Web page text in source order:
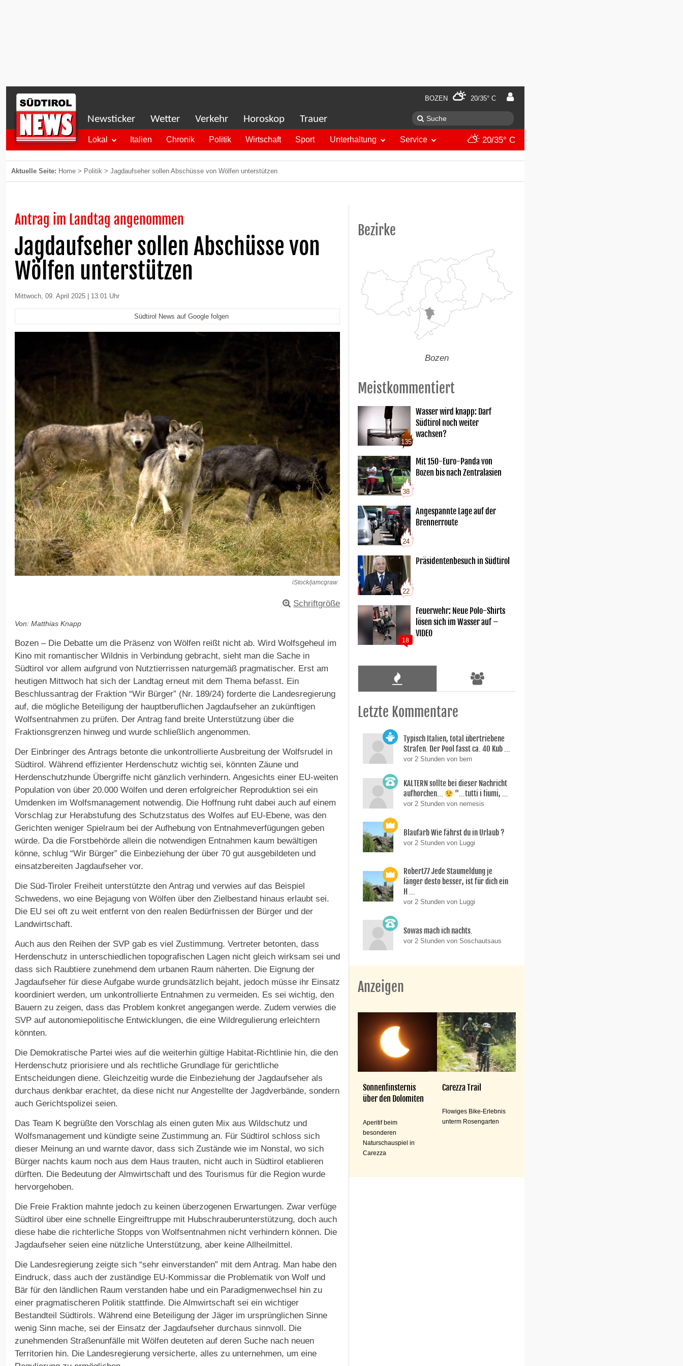
BOZEN 20/35° C
Newsticker Wetter Verkehr Horoskop Trauer
Lokal Italien Chronik Politik Wirtschaft Sport Unterhaltung Service 20/35° C
Aktuelle Seite: Home > Politik > Jagdaufseher sollen Abschüsse von Wölfen unterstützen
Antrag im Landtag angenommen
Jagdaufseher sollen Abschüsse von
Wölfen unterstützen
Mittwoch, 09. April 2025 | 13:01 Uhr
Südtirol News auf Google folgen
iStock/jamcgraw
Schriftgröße
Von: Matthias Knapp
Bozen – Die Debatte um die Präsenz von Wölfen reißt nicht ab. Wird Wolfsgeheul im
Kino mit romantischer Wildnis in Verbindung gebracht, sieht man die Sache in
Südtirol vor allem aufgrund von Nutztierrissen naturgemäß pragmatischer. Erst am
heutigen Mittwoch hat sich der Landtag erneut mit dem Thema befasst. Ein
Beschlussantrag der Fraktion “Wir Bürger” (Nr. 189/24) forderte die Landesregierung
auf, die mögliche Beteiligung der hauptberuflichen Jagdaufseher an zukünftigen
Wolfsentnahmen zu prüfen. Der Antrag fand breite Unterstützung über die
Fraktionsgrenzen hinweg und wurde schließlich angenommen.
Der Einbringer des Antrags betonte die unkontrollierte Ausbreitung der Wolfsrudel in
Südtirol. Während effizienter Herdenschutz wichtig sei, könnten Zäune und
Herdenschutzhunde Übergriffe nicht gänzlich verhindern. Angesichts einer EU-weiten
Population von über 20.000 Wölfen und deren erfolgreicher Reproduktion sei ein
Umdenken im Wolfsmanagement notwendig. Die Hoffnung ruht dabei auch auf einem
Vorschlag zur Herabstufung des Schutzstatus des Wolfes auf EU-Ebene, was den
Gerichten weniger Spielraum bei der Aufhebung von Entnahmeverfügungen geben
würde. Da die Forstbehörde allein die notwendigen Entnahmen kaum bewältigen
könne, schlug “Wir Bürger” die Einbeziehung der über 70 gut ausgebildeten und
einsatzbereiten Jagdaufseher vor.
Die Süd-Tiroler Freiheit unterstützte den Antrag und verwies auf das Beispiel
Schwedens, wo eine Bejagung von Wölfen über den Zielbestand hinaus erlaubt sei.
Die EU sei oft zu weit entfernt von den realen Bedürfnissen der Bürger und der
Landwirtschaft.
Auch aus den Reihen der SVP gab es viel Zustimmung. Vertreter betonten, dass
Herdenschutz in unterschiedlichen topografischen Lagen nicht gleich wirksam sei und
dass sich Raubtiere zunehmend dem urbanen Raum näherten. Die Eignung der
Jagdaufseher für diese Aufgabe wurde grundsätzlich bejaht, jedoch müsse ihr Einsatz
koordiniert werden, um unkontrollierte Entnahmen zu vermeiden. Es sei wichtig, den
Bauern zu zeigen, dass das Problem konkret angegangen werde. Zudem verwies die
SVP auf autonomiepolitische Entwicklungen, die eine Wildregulierung erleichtern
könnten.
Die Demokratische Partei wies auf die weiterhin gültige Habitat-Richtlinie hin, die den
Herdenschutz priorisiere und als rechtliche Grundlage für gerichtliche
Entscheidungen diene. Gleichzeitig wurde die Einbeziehung der Jagdaufseher als
durchaus denkbar erachtet, da diese nicht nur Angestellte der Jagdverbände, sondern
auch Gerichtspolizei seien.
Das Team K begrüßte den Vorschlag als einen guten Mix aus Wildschutz und
Wolfsmanagement und kündigte seine Zustimmung an. Für Südtirol schloss sich
dieser Meinung an und warnte davor, dass sich Zustände wie im Nonstal, wo sich
Bürger nachts kaum noch aus dem Haus trauten, nicht auch in Südtirol etablieren
dürften. Die Bedeutung der Almwirtschaft und des Tourismus für die Region wurde
hervorgehoben.
Die Freie Fraktion mahnte jedoch zu keinen überzogenen Erwartungen. Zwar verfüge
Südtirol über eine schnelle Eingreiftruppe mit Hubschrauberunterstützung, doch auch
diese habe die richterliche Stopps von Wolfsentnahmen nicht verhindern können. Die
Jagdaufseher seien eine nützliche Unterstützung, aber keine Allheilmittel.
Die Landesregierung zeigte sich “sehr einverstanden” mit dem Antrag. Man habe den
Eindruck, dass auch der zuständige EU-Kommissar die Problematik von Wolf und
Bär für den ländlichen Raum verstanden habe und ein Paradigmenwechsel hin zu
einer pragmatischeren Politik stattfinde. Die Almwirtschaft sei ein wichtiger
Bestandteil Südtirols. Während eine Beteiligung der Jäger im ursprünglichen Sinne
wenig Sinn mache, sei der Einsatz der Jagdaufseher durchaus sinnvoll. Die
zunehmenden Straßenunfälle mit Wölfen deuteten auf deren Suche nach neuen
Territorien hin. Die Landesregierung versicherte, alles zu unternehmen, um eine
Bezirke
Bozen
Meistkommentiert
135
Wasser wird knapp: Darf
Südtirol noch weiter
wachsen?
38
Mit 150-Euro-Panda von
Bozen bis nach Zentralasien
24
Angespannte Lage auf der
Brennerroute
22
Präsidentenbesuch in Südtirol
18
Feuerwehr: Neue Polo-Shirts
lösen sich im Wasser auf –
VIDEO
Letzte Kommentare
Typisch Italien, total übertriebene
Strafen. Der Pool fasst ca. 40 Kub ...
vor 2 Stunden von bern
KALTERN sollte bei dieser Nachricht
aufhorchen...
"...tutti i fiumi, ...
vor 2 Stunden von nemesis
Blaufarb Wie fährst du in Urlaub ?
vor 2 Stunden von Luggi
Robert77 Jede Staumeldung je
länger desto besser, ist für dich ein
H ...
vor 2 Stunden von Luggi
Sowas mach ich nachts.
vor 2 Stunden von Soschautsaus
Anzeigen
Sonnenfinsternis
über den Dolomiten
Aperitif beim
besonderen
Naturschauspiel in
Carezza
Carezza Trail
Flowiges Bike-Erlebnis
unterm Rosengarten